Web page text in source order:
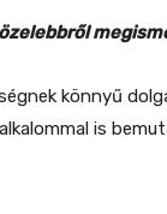
könnyű
is